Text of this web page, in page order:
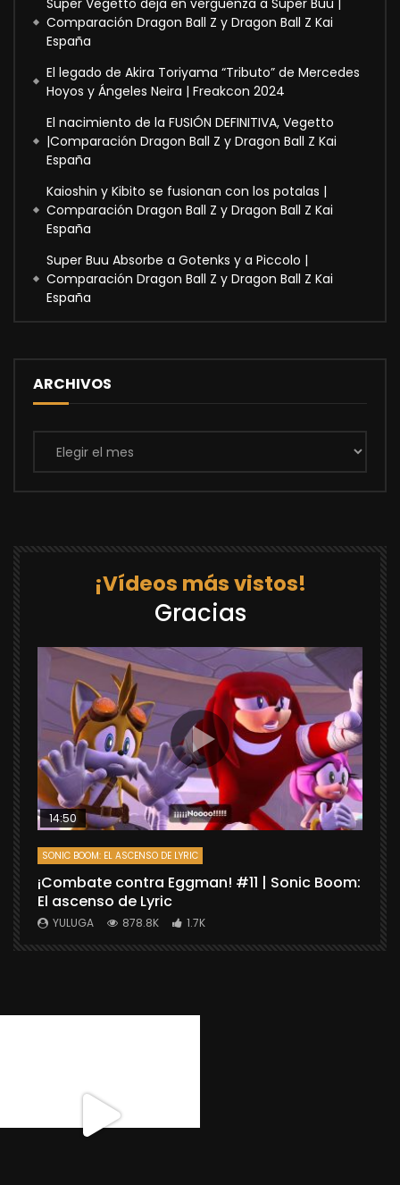
Super Vegetto deja en vergüenza a Super Buu |
Comparación Dragon Ball Z y Dragon Ball Z Kai
España
El legado de Akira Toriyama “Tributo” de Mercedes
Hoyos y Ángeles Neira | Freakcon 2024
El nacimiento de la FUSIÓN DEFINITIVA, Vegetto
|Comparación Dragon Ball Z y Dragon Ball Z Kai
España
Kaioshin y Kibito se fusionan con los potalas |
Comparación Dragon Ball Z y Dragon Ball Z Kai
España
Super Buu Absorbe a Gotenks y a Piccolo |
Comparación Dragon Ball Z y Dragon Ball Z Kai
España
ARCHIVOS
Archivos
¡Vídeos más vistos!
Gracias
14:50
SONIC BOOM: EL ASCENSO DE LYRIC
¡Combate contra Eggman! #11 | Sonic Boom:
El ascenso de Lyric
YULUGA 878.8K 1.7K